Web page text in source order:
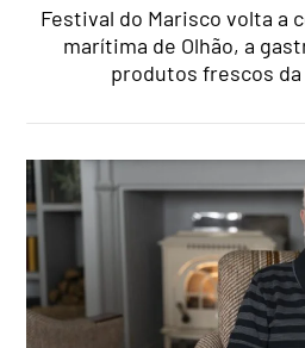
Festival do Marisco volta a
marítima de Olhão, a
produtos frescos da